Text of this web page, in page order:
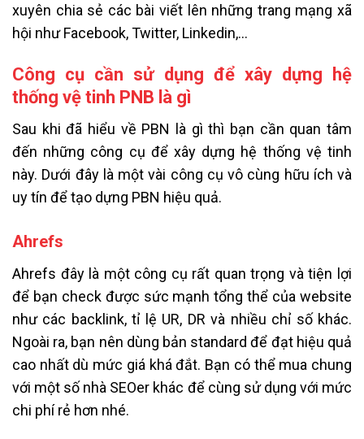
xuyên chia sẻ các bài viết lên những trang mạng xã
hội như Facebook, Twitter, Linkedin,…
Công cụ cần sử dụng để xây dựng hệ
thống vệ tinh PNB là gì
Sau khi đã hiểu về PBN là gì thì bạn cần quan tâm
đến những công cụ để xây dựng hệ thống vệ tinh
này. Dưới đây là một vài công cụ vô cùng hữu ích và
uy tín để tạo dựng PBN hiệu quả.
Ahrefs
Ahrefs đây là một công cụ rất quan trọng và tiện lợi
để bạn check được sức mạnh tổng thể của website
như các backlink, tỉ lệ UR, DR và nhiều chỉ số khác.
Ngoài ra, bạn nên dùng bản standard để đạt hiệu quả
cao nhất dù mức giá khá đắt. Bạn có thể mua chung
với một số nhà SEOer khác để cùng sử dụng với mức
chi phí rẻ hơn nhé.